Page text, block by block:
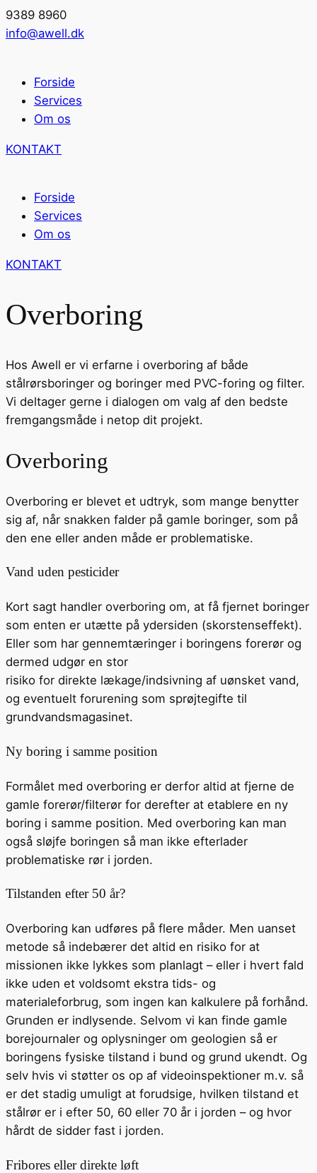
9389 8960
info@awell.dk
Forside
Services
Om os
KONTAKT
Forside
Services
Om os
KONTAKT
Overboring
Hos Awell er vi erfarne i overboring af både
stålrørsboringer og boringer med PVC-foring og filter.
Vi deltager gerne i dialogen om valg af den bedste
fremgangsmåde i netop dit projekt.
Overboring
Overboring er blevet et udtryk, som mange benytter
sig af, når snakken falder på gamle boringer, som på
den ene eller anden måde er problematiske.
Vand uden pesticider
Kort sagt handler overboring om, at få fjernet boringer
som enten er utætte på ydersiden (skorstenseffekt).
Eller som har gennemtæringer i boringens forerør og
dermed udgør en stor
risiko for direkte lækage/indsivning af uønsket vand,
og eventuelt forurening som sprøjtegifte til
grundvandsmagasinet.
Ny boring i samme position
Formålet med overboring er derfor altid at fjerne de
gamle forerør/filterør for derefter at etablere en ny
boring i samme position. Med overboring kan man
også sløjfe boringen så man ikke efterlader
problematiske rør i jorden.
Tilstanden efter 50 år?
Overboring kan udføres på flere måder. Men uanset
metode så indebærer det altid en risiko for at
missionen ikke lykkes som planlagt – eller i hvert fald
ikke uden et voldsomt ekstra tids- og
materialeforbrug, som ingen kan kalkulere på forhånd.
Grunden er indlysende. Selvom vi kan finde gamle
borejournaler og oplysninger om geologien så er
boringens fysiske tilstand i bund og grund ukendt. Og
selv hvis vi støtter os op af videoinspektioner m.v. så
er det stadig umuligt at forudsige, hvilken tilstand et
stålrør er i efter 50, 60 eller 70 år i jorden – og hvor
hårdt de sidder fast i jorden.
Fribores eller direkte løft